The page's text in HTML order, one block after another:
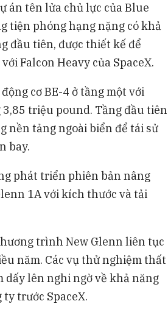
án tên lửa chủ lực của Blue
tiện phóng hạng nặng có khả
đầu tiên, được thiết kế để
Falcon Heavy của SpaceX.
cơ BE-4 ở tầng một với
triệu pound. Tầng đầu tiên
nền tảng ngoài biển để tái sử
bay.
phát triển phiên bản nâng
1A với kích thước và tải
trình New Glenn liên tục
năm. Các vụ thử nghiệm thất
dấy lên nghi ngờ về khả năng
trước SpaceX.